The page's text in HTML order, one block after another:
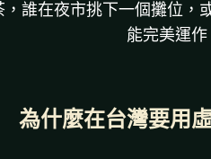
誰在夜市挑下一個攤位，
能完美運作
為什麼在台灣要用